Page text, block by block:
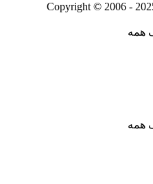
Copyright © 2006 -
همه
همه